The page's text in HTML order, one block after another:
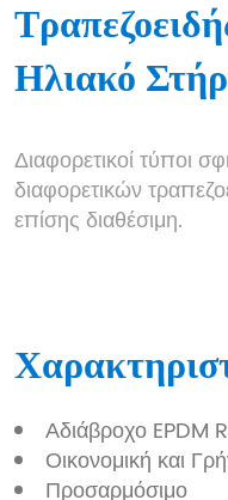
Ηλιακό
Διαφορετικοί τύποι
διαφορετικών
επίσης διαθέσιμη.
Αδιάβροχο
Οικονομική και
Προσαρμόσιμο